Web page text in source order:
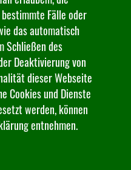
Fälle oder
das automatisch
Schließen des
Deaktivierung von
dieser Webseite
Cookies und Dienste
werden, können
entnehmen.